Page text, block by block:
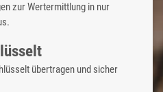
zur Wertermittlung in nur
übertragen und sicher